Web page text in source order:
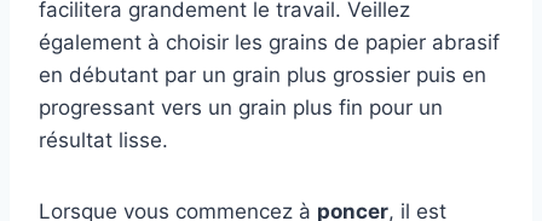
facilitera grandement le travail. Veillez
également à choisir les grains de papier abrasif
en débutant par un grain plus grossier puis en
progressant vers un grain plus fin pour un
résultat lisse.
Lorsque vous commencez à poncer, il est